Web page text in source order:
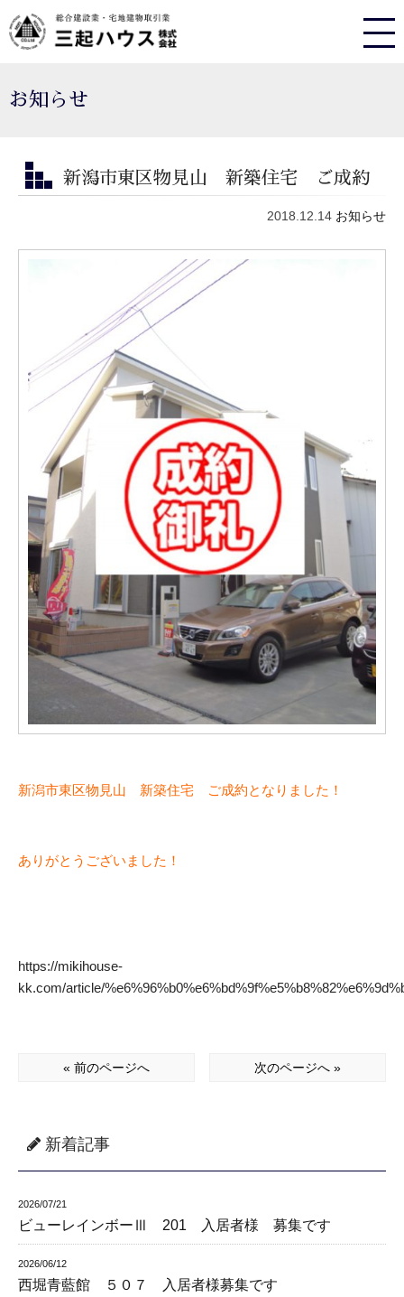
お知らせ
新潟市東区物見山 新築住宅 ご成約
2018.12.14 お知らせ
新潟市東区物見山 新築住宅 ご成約となりました！
ありがとうございました！
https://mikihouse-
kk.com/article/
« 前のページへ 次のページへ »
新着記事
2026/07/21
ビューレインボーⅢ 201 入居者様 募集です
2026/06/12
西堀青藍館 ５０７ 入居者様募集です